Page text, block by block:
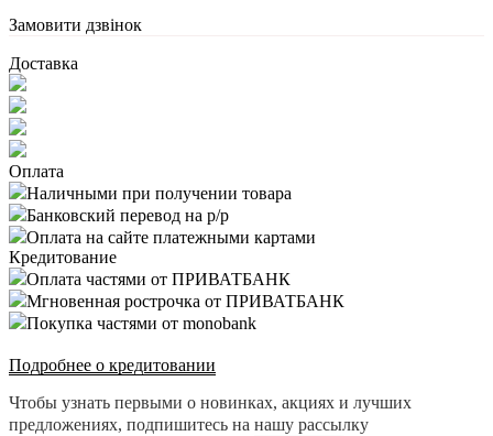
Замовити дзвінок
Доставка
Оплата
Наличными при получении товара
Банковский перевод на р/р
Оплата на сайте платежными картами
Кредитование
Оплата частями от ПРИВАТБАНК
Мгновенная рострочка от ПРИВАТБАНК
Покупка частями от monobank
Подробнее о кредитовании
Чтобы узнать первыми о новинках, акциях и лучших
предложениях, подпишитесь на нашу рассылку